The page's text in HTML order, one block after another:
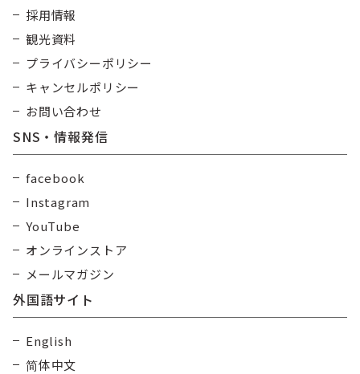
採用情報
観光資料
プライバシーポリシー
キャンセルポリシー
お問い合わせ
SNS・情報発信
facebook
Instagram
YouTube
オンラインストア
メールマガジン
外国語サイト
English
简体中文